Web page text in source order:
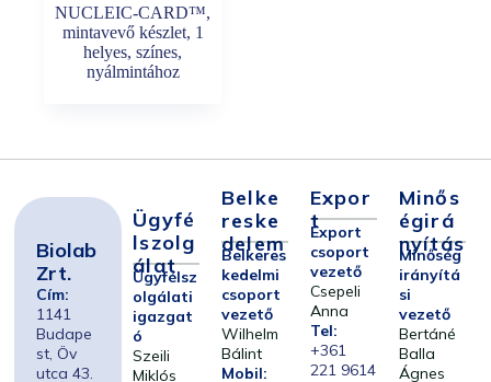
NUCLEIC-CARD™,
mintavevő készlet, 1
helyes, színes,
nyálmintához
Biolab
Zrt.
Cím:
1141
Budape
st, Öv
utca 43.
Ügyfé
Lszolg
Álat
Ügyfélsz
olgálati
igazgat
ó
Szeili
Miklós
Belke
Reske
Delem
Belkeres
kedelmi
csoport
vezető
Wilhelm
Bálint
Mobil:
Expor
T
Export
csoport
vezető
Csepeli
Anna
Tel:
+361
221 9614
Minős
Égirá
Nyítás
Minőség
irányítá
si
vezető
Bertáné
Balla
Ágnes